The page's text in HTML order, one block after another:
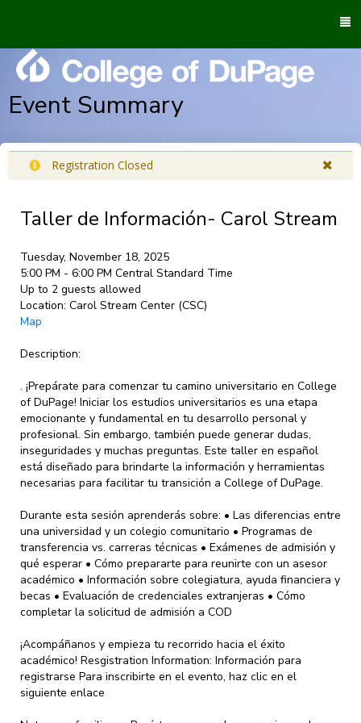
Event Summary
Registration Closed
Taller de Información- Carol Stream
Tuesday, November 18, 2025
5:00 PM - 6:00 PM Central Standard Time
Up to 2 guests allowed
Location: Carol Stream Center (CSC)
Map
Description:
. ¡Prepárate para comenzar tu camino universitario en College
of DuPage! Iniciar los estudios universitarios es una etapa
emocionante y fundamental en tu desarrollo personal y
profesional. Sin embargo, también puede generar dudas,
inseguridades y muchas preguntas. Este taller en español
está diseñado para brindarte la información y herramientas
necesarias para facilitar tu transición a College of DuPage.
Durante esta sesión aprenderás sobre: • Las diferencias entre
una universidad y un colegio comunitario • Programas de
transferencia vs. carreras técnicas • Exámenes de admisión y
qué esperar • Cómo prepararte para reunirte con un asesor
académico • Información sobre colegiatura, ayuda financiera y
becas • Evaluación de credenciales extranjeras • Cómo
completar la solicitud de admisión a COD
¡Acompáñanos y empieza tu recorrido hacia el éxito
académico! Resgistration Information: Información para
registrarse Para inscribirte en el evento, haz clic en el
siguiente enlace